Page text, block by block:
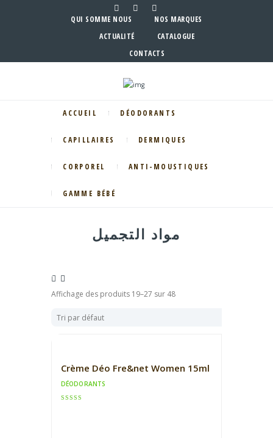
QUI SOMME NOUS
NOS MARQUES
ACTUALITÉ
CATALOGUE
CONTACTS
ACCUEIL DÉODORANTS
CAPILLAIRES DERMIQUES
CORPOREL ANTI-MOUSTIQUES
GAMME BÉBÉ
مواد التجميل
Affichage des produits 19–27 sur 48
Crème Déo Fre&net Women 15ml
DÉODORANTS